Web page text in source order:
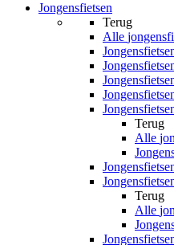
Jongensfietsen
Terug
Alle
Terug
Alle
Terug
Alle